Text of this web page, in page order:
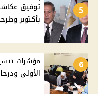
5
بأكتوبر
6
الأولى